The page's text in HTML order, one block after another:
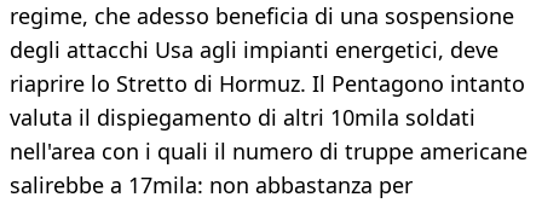
regime, che adesso beneficia di una sospensione
degli attacchi Usa agli impianti energetici, deve
riaprire lo Stretto di Hormuz. Il Pentagono intanto
valuta il dispiegamento di altri 10mila soldati
nell'area con i quali il numero di truppe americane
salirebbe a 17mila: non abbastanza per